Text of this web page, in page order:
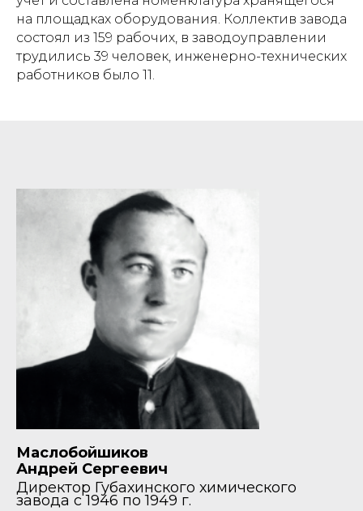
на площадках оборудования. Коллектив завода
состоял из 159 рабочих, в заводоуправлении
трудились 39 человек, инженерно-технических
работников было 11.
Маслобойшиков
Андрей Сергеевич
Директор Губахинского химического
завода с 1946 по 1949 г.